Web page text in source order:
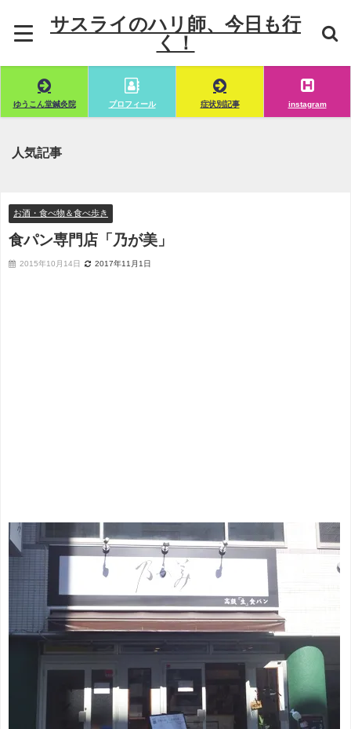
サスライのハリ師、今日も行
く！
ゆうこん堂鍼灸院 プロフィール 症状別記事 instagram
人気記事
お酒・食べ物＆食べ歩き
食パン専門店「乃が美」
2015年10月14日 2017年11月1日